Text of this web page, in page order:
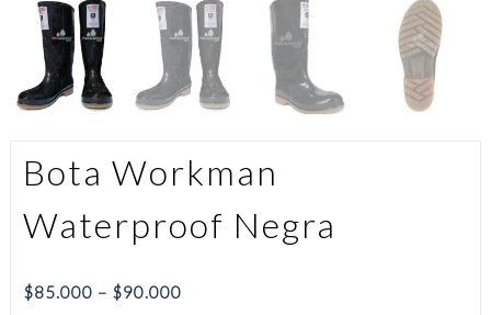
Bota Workman
Waterproof Negra
$85.000 – $90.000